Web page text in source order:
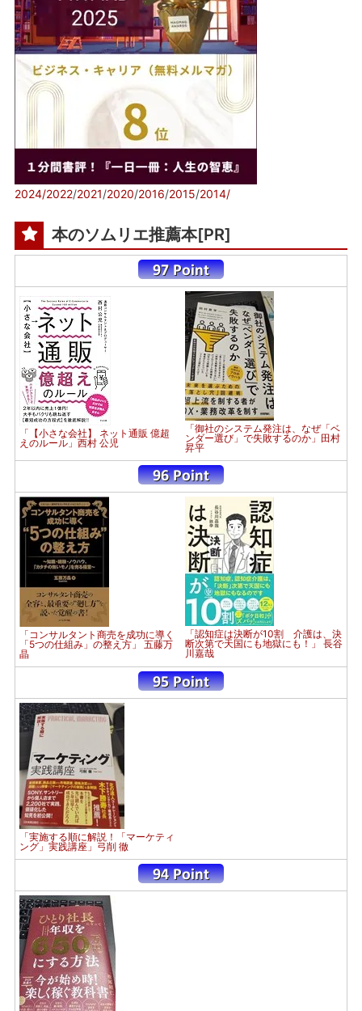
2024/2022/2021/2020/2016/2015/2014/
本のソムリエ推薦本[PR]
「【小さな会社】 ネット通販 億超
えのルール」西村 公児
「御社のシステム発注は、なぜ「ベ
ンダー選び」で失敗するのか」田村
昇平
「コンサルタント商売を成功に導く
「5つの仕組み」の整え方」 五藤万
晶
「認知症は決断が10割 介護は、決
断次第で天国にも地獄にも！」 長谷
川嘉哉
「実施する順に解説！「マーケティ
ング」実践講座」弓削 徹